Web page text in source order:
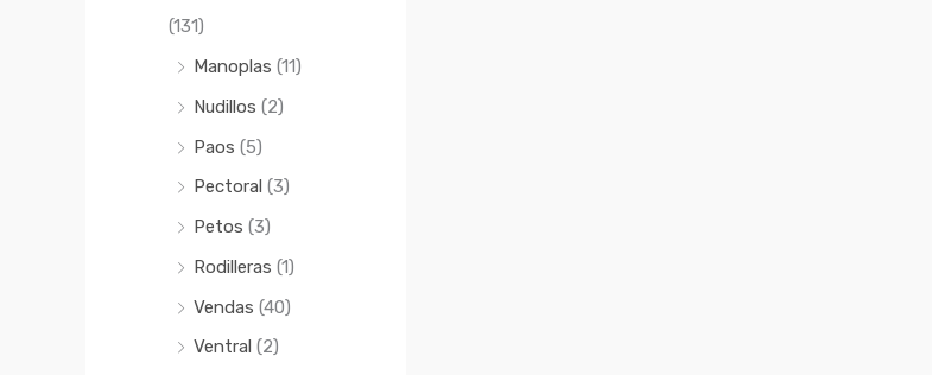
(131)
Manoplas (11)
Nudillos (2)
Paos (5)
Pectoral (3)
Petos (3)
Rodilleras (1)
Vendas (40)
Ventral (2)